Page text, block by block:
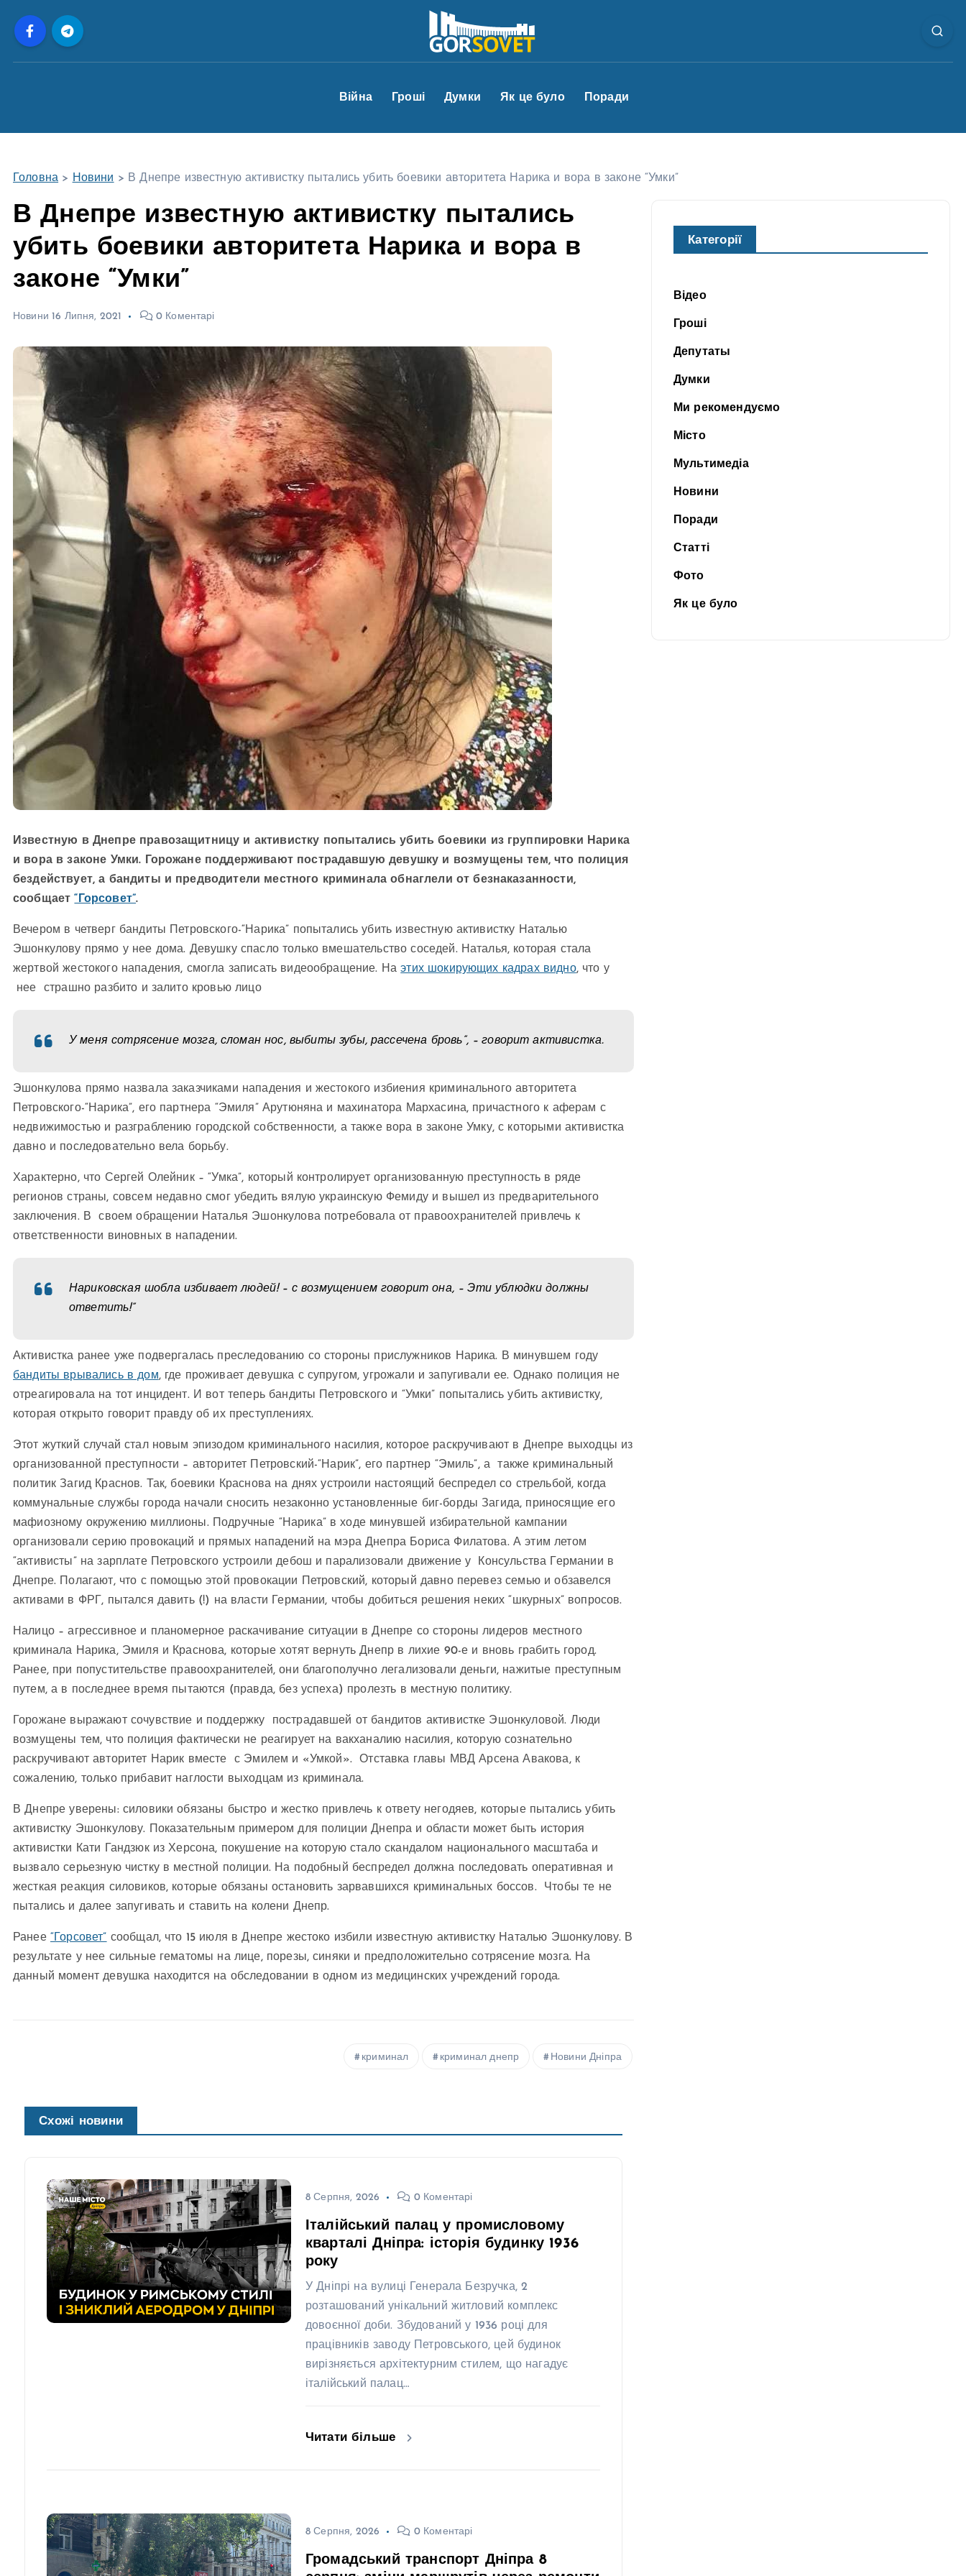
Війна Гроші Думки Як це було Поради
Головна > Новини > В Днепре известную активистку пытались убить боевики авторитета Нарика и вора в законе “Умки”
В Днепре известную активистку пытались
убить боевики авторитета Нарика и вора в
законе “Умки”
Новини 16 Липня, 2021 0 Коментарі
Известную в Днепре правозащитницу и активистку попытались убить боевики из группировки Нарика
и вора в законе Умки. Горожане поддерживают пострадавшую девушку и возмущены тем, что полиция
бездействует, а бандиты и предводители местного криминала обнаглели от безнаказанности,
сообщает“Горсовет”.
Вечером в четверг бандиты Петровского-“Нарика” попытались убить известную активистку Наталью
Эшонкулову прямо у нее дома. Девушку спасло только вмешательство соседей. Наталья, которая стала
жертвой жестокого нападения, смогла записать видеообращение. Наэтих шокирующих кадрах видно, что у
нее страшно разбито и залито кровью лицо
У меня сотрясение мозга, сломан нос, выбиты зубы, рассечена бровь”, – говорит активистка.
Эшонкулова прямо назвала заказчиками нападения и жестокого избиения криминального авторитета
Петровского-“Нарика”, его партнера “Эмиля” Арутюняна и махинатора Мархасина, причастного к аферам с
недвижимостью и разграблению городской собственности, а также вора в законе Умку, с которыми активистка
давно и последовательно вела борьбу.
Характерно, что Сергей Олейник – “Умка”, который контролирует организованную преступность в ряде
регионов страны, совсем недавно смог убедить вялую украинскую Фемиду и вышел из предварительного
заключения. В своем обращении Наталья Эшонкулова потребовала от правоохранителей привлечь к
ответственности виновных в нападении.
Нариковская шобла избивает людей! – с возмущением говорит она, – Эти ублюдки должны
ответить!”
Активистка ранее уже подвергалась преследованию со стороны прислужников Нарика. В минувшем году
бандиты врывались в дом, где проживает девушка с супругом, угрожали и запугивали ее. Однако полиция не
отреагировала на тот инцидент. И вот теперь бандиты Петровского и “Умки” попытались убить активистку,
которая открыто говорит правду об их преступлениях.
Этот жуткий случай стал новым эпизодом криминального насилия, которое раскручивают в Днепре выходцы из
организованной преступности – авторитет Петровский-“Нарик”, его партнер “Эмиль”, а также криминальный
политик Загид Краснов. Так, боевики Краснова на днях устроили настоящий беспредел со стрельбой, когда
коммунальные службы города начали сносить незаконно установленные биг-борды Загида, приносящие его
мафиозному окружению миллионы. Подручные “Нарика” в ходе минувшей избирательной кампании
организовали серию провокаций и прямых нападений на мэра Днепра Бориса Филатова. А этим летом
“активисты” на зарплате Петровского устроили дебош и парализовали движение у Консульства Германии в
Днепре. Полагают, что с помощью этой провокации Петровский, который давно перевез семью и обзавелся
активами в ФРГ, пытался давить (!) на власти Германии, чтобы добиться решения неких “шкурных” вопросов.
Налицо – агрессивное и планомерное раскачивание ситуации в Днепре со стороны лидеров местного
криминала Нарика, Эмиля и Краснова, которые хотят вернуть Днепр в лихие 90-е и вновь грабить город.
Ранее, при попустительстве правоохранителей, они благополучно легализовали деньги, нажитые преступным
путем, а в последнее время пытаются (правда, без успеха) пролезть в местную политику.
Горожане выражают сочувствие и поддержку пострадавшей от бандитов активистке Эшонкуловой. Люди
возмущены тем, что полиция фактически не реагирует на вакханалию насилия, которую сознательно
раскручивают авторитет Нарик вместе с Эмилем и «Умкой». Отставка главы МВД Арсена Авакова, к
сожалению, только прибавит наглости выходцам из криминала.
В Днепре уверены: силовики обязаны быстро и жестко привлечь к ответу негодяев, которые пытались убить
активистку Эшонкулову. Показательным примером для полиции Днепра и области может быть история
активистки Кати Гандзюк из Херсона, покушение на которую стало скандалом национального масштаба и
вызвало серьезную чистку в местной полиции. На подобный беспредел должна последовать оперативная и
жесткая реакция силовиков, которые обязаны остановить зарвавшихся криминальных боссов. Чтобы те не
пытались и далее запугивать и ставить на колени Днепр.
Ранее “Горсовет” сообщал, что 15 июля в Днепре жестоко избили известную активистку Наталью Эшонкулову. В
результате у нее сильные гематомы на лице, порезы, синяки и предположительно сотрясение мозга. На
данный момент девушка находится на обследовании в одном из медицинских учреждений города.
криминал криминал днепр Новини Дніпра
Схожі новини
8 Серпня, 2026 0 Коментарі
Італійський палац у промисловому
кварталі Дніпра: історія будинку 1936
року
У Дніпрі на вулиці Генерала Безручка, 2
розташований унікальний житловий комплекс
довоєнної доби. Збудований у 1936 році для
працівників заводу Петровського, цей будинок
вирізняється архітектурним стилем, що нагадує
італійський палац…
Читати більше
8 Серпня, 2026 0 Коментарі
Громадський транспорт Дніпра 8
Категорії
Відео
Гроші
Депутаты
Думки
Ми рекомендуємо
Місто
Мультимедіа
Новини
Поради
Статті
Фото
Як це було